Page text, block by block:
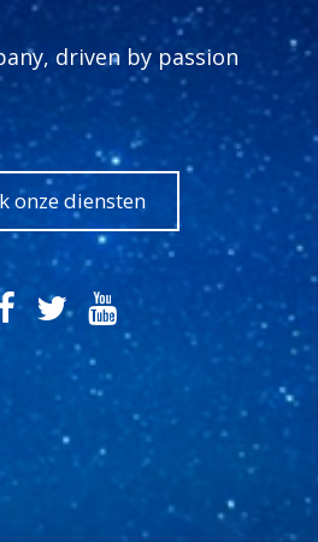
driven by passion
onze diensten